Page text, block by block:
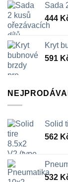
Sada
444
Kryt
591
Solid
562
532